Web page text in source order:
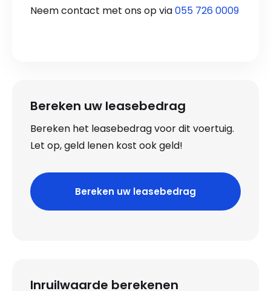
Neem contact met ons op via055 726 0009
Bereken uw leasebedrag
Bereken het leasebedrag voor dit voertuig.
Let op, geld lenen kost ook geld!
Bereken uw leasebedrag
Inruilwaarde berekenen